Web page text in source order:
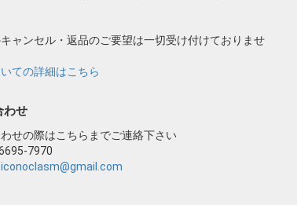
ャンセル・返品のご要望は一切受け付けておりませ
ての詳細はこちら
わせ
せの際はこちらまでご連絡下さい
7970